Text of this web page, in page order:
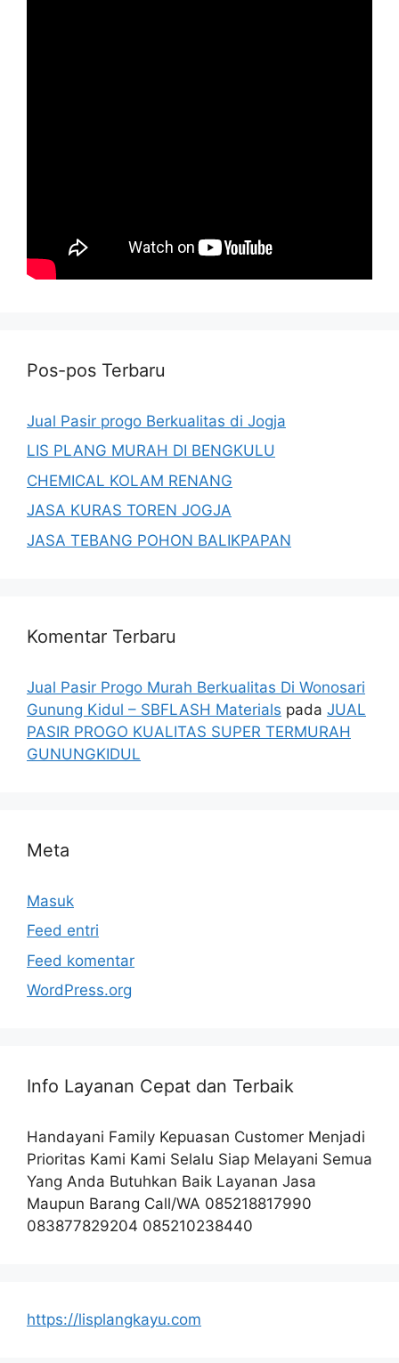
Pos-pos Terbaru
Jual Pasir progo Berkualitas di Jogja
LIS PLANG MURAH DI BENGKULU
CHEMICAL KOLAM RENANG
JASA KURAS TOREN JOGJA
JASA TEBANG POHON BALIKPAPAN
Komentar Terbaru
Jual Pasir Progo Murah Berkualitas Di Wonosari
Gunung Kidul – SBFLASH Materials pada JUAL
PASIR PROGO KUALITAS SUPER TERMURAH
GUNUNGKIDUL
Meta
Masuk
Feed entri
Feed komentar
WordPress.org
Info Layanan Cepat dan Terbaik
Handayani Family Kepuasan Customer Menjadi
Prioritas Kami Kami Selalu Siap Melayani Semua
Yang Anda Butuhkan Baik Layanan Jasa
Maupun Barang Call/WA 085218817990
083877829204 085210238440
https://lisplangkayu.com